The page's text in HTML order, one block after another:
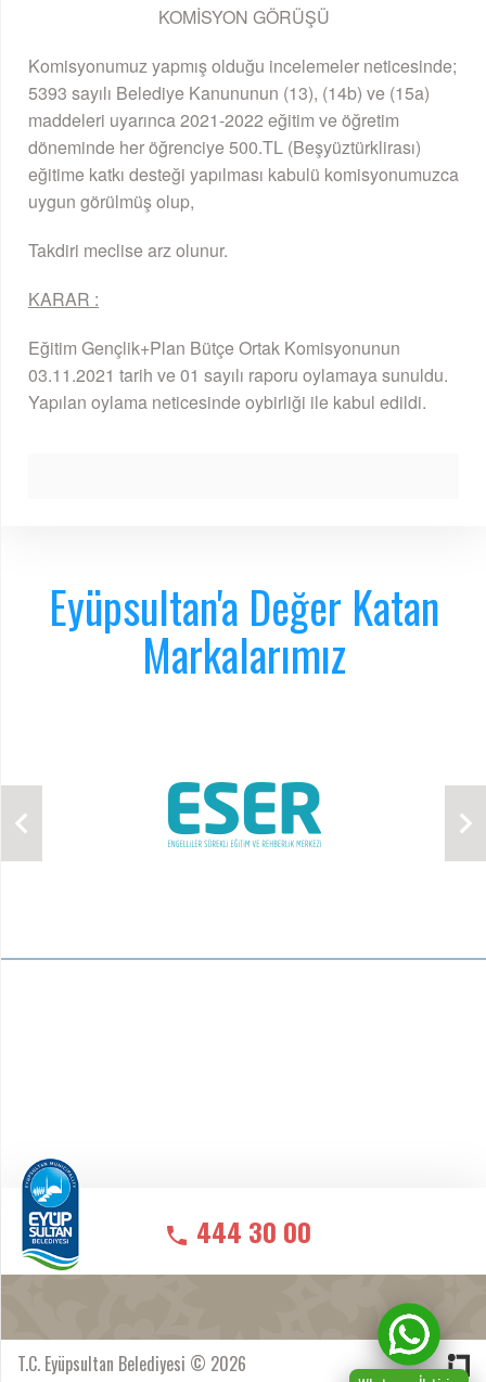
KOMİSYON GÖRÜŞÜ
Komisyonumuz yapmış olduğu incelemeler neticesinde;
5393 sayılı Belediye Kanununun (13), (14b) ve (15a)
maddeleri uyarınca 2021-2022 eğitim ve öğretim
döneminde her öğrenciye 500.TL (Beşyüztürklirası)
eğitime katkı desteği yapılması kabulü komisyonumuzca
uygun görülmüş olup,
Takdiri meclise arz olunur.
KARAR :
Eğitim Gençlik+Plan Bütçe Ortak Komisyonunun
03.11.2021 tarih ve 01 sayılı raporu oylamaya sunuldu.
Yapılan oylama neticesinde oybirliği ile kabul edildi.
Eyüpsultan'a Değer Katan
Markalarımız
444 30 00
T.C. Eyüpsultan Belediyesi © 2026